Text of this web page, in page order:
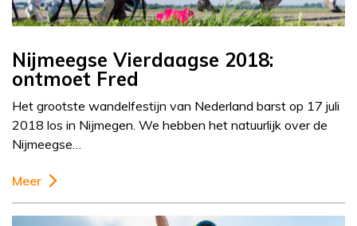
Nijmeegse Vierdaagse 2018:
ontmoet Fred
Het grootste wandelfestijn van Nederland barst op 17 juli
2018 los in Nijmegen. We hebben het natuurlijk over de
Nijmeegse…
Meer